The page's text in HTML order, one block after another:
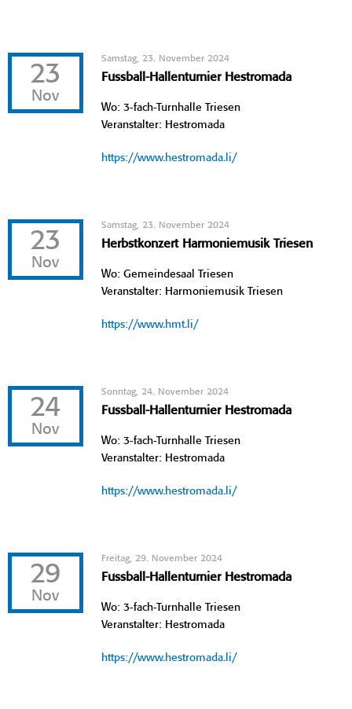
23
Nov
Samstag, 23. November 2024
Fussball-Hallenturnier Hestromada
Wo: 3-fach-Turnhalle Triesen
Veranstalter: Hestromada
https://www.hestromada.li/
23
Nov
Samstag, 23. November 2024
Herbstkonzert Harmoniemusik Triesen
Wo: Gemeindesaal Triesen
Veranstalter: Harmoniemusik Triesen
https://www.hmt.li/
24
Nov
Sonntag, 24. November 2024
Fussball-Hallenturnier Hestromada
Wo: 3-fach-Turnhalle Triesen
Veranstalter: Hestromada
https://www.hestromada.li/
29
Nov
Freitag, 29. November 2024
Fussball-Hallenturnier Hestromada
Wo: 3-fach-Turnhalle Triesen
Veranstalter: Hestromada
https://www.hestromada.li/